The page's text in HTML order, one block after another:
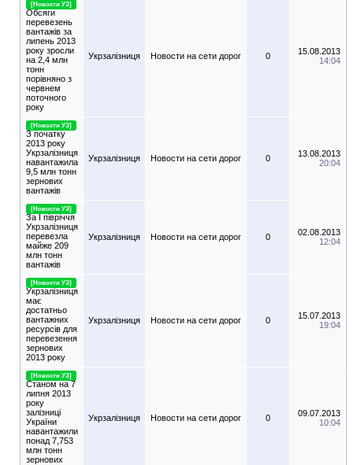
[Новости УЗ]
Обсяги
перевезень
вантажів за
липень 2013
року зросли
на 2,4 млн
тонн
порівняно з
червнем
поточного
року
Укрзалізниця Новости на сети дорог 0
15.08.2013
14:04
[Новости УЗ]
З початку
2013 року
Укрзалізниця
навантажила
9,5 млн тонн
зернових
вантажів
Укрзалізниця Новости на сети дорог 0
13.08.2013
20:04
[Новости УЗ]
За І півріччя
Укрзалізниця
перевезла
майже 209
млн тонн
вантажів
Укрзалізниця Новости на сети дорог 0
02.08.2013
12:04
[Новости УЗ]
Укрзалізниця
має
достатньо
вантажних
ресурсів для
перевезення
зернових
2013 року
Укрзалізниця Новости на сети дорог 0
15.07.2013
19:04
[Новости УЗ]
Станом на 7
липня 2013
року
залізниці
України
навантажили
понад 7,753
млн тонн
зернових
Укрзалізниця Новости на сети дорог 0
09.07.2013
10:04